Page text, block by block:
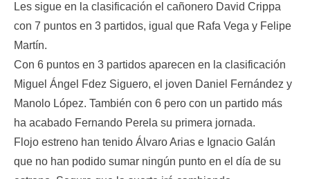
Les sigue en la clasificación el cañonero David Crippa
con 7 puntos en 3 partidos, igual que Rafa Vega y Felipe
Martín.
Con 6 puntos en 3 partidos aparecen en la clasificación
Miguel Ángel Fdez Siguero, el joven Daniel Fernández y
Manolo López. También con 6 pero con un partido más
ha acabado Fernando Perela su primera jornada.
Flojo estreno han tenido Álvaro Arias e Ignacio Galán
que no han podido sumar ningún punto en el día de su